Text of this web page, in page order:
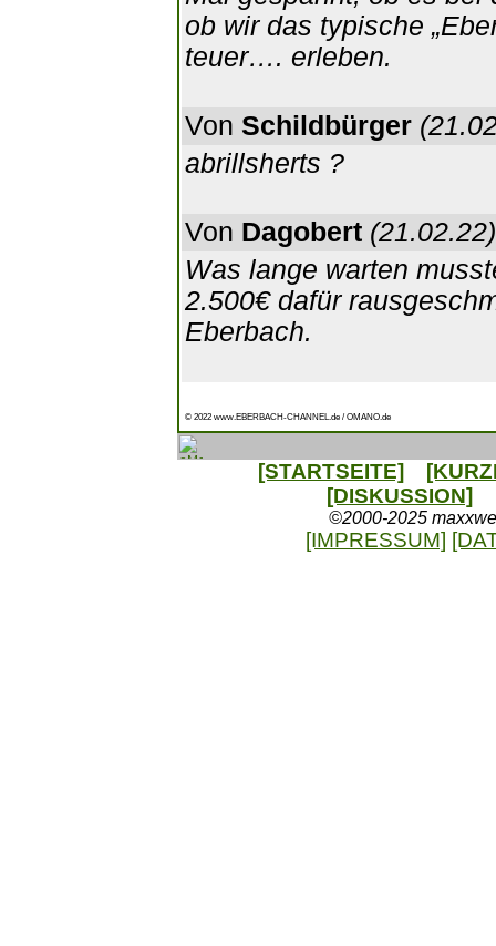
ob wir das typische
teuer…. erleben.
Von Schildbürger
abrillsherts ?
Von Dagobert (21.02.22)
Was lange warten
2.500€ dafür
Eberbach.
© 2022 www.EBERBACH-CHANNEL.de / OMANO.de
[STARTSEITE]
[DISKUSSION]
©2000-2025
[IMPRESSUM]